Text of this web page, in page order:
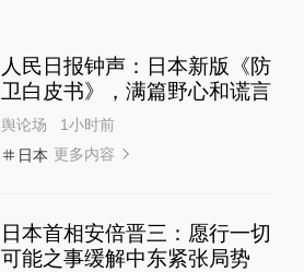
人民日报钟声：日本新版《防
卫白皮书》，满篇野心和谎言
舆论场
1小时前
日本 更多内容
日本首相安倍晋三：愿行一切
可能之事缓解中东紧张局势